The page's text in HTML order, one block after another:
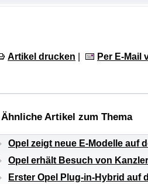
Artikel drucken Per E-Mail
Ähnliche Artikel zum Thema
Opel zeigt neue E-Modelle auf
Opel erhält Besuch von
Erster Opel Plug-in-Hybrid auf